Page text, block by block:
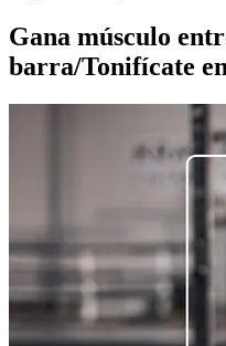
Gana músculo
barra/Tonifícate